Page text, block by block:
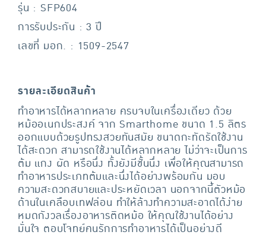
รุ่น : SFP604
การรับประกัน : 3 ปี
เลขที่ มอก. : 1509-2547
รายละเอียดสินค้า
ทำอาหารได้หลากหลาย ครบจบในเครื่องเดียว ด้วย
หม้ออเนกประสงค์ จาก Smarthome ขนาด 1.5 ลิตร
ออกแบบด้วยรูปทรงสวยทันสมัย ขนาดกะทัดรัดใช้งาน
ได้สะดวก สามารถใช้งานได้หลากหลาย ไม่ว่าจะเป็นการ
ต้ม แกง ผัด หรือนึ่ง ทั้งยังมีชั้นนึ่ง เพื่อให้คุณสามารถ
ทำอาหารประเภทต้มและนึ่งได้อย่างพร้อมกัน มอบ
ความสะดวกสบายและประหยัดเวลา นอกจากนี้ตัวหม้อ
ด้านในเคลือบเทฟล่อน ทำให้ล้างทำความสะอาดได้ง่าย
หมดกังวลเรื่องอาหารติดหม้อ ให้คุณใช้งานได้อย่าง
มั่นใจ ตอบโจทย์คนรักการทำอาหารได้เป็นอย่างดี